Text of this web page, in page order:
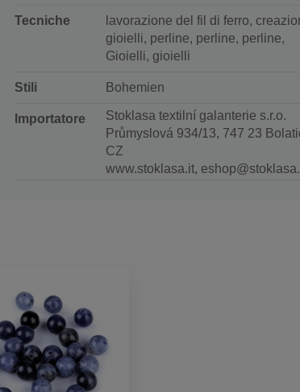
Tecniche
lavorazione del fil di ferro,
gioielli, perline, perline, perline,
Gioielli, gioielli
Stili Bohemien
Importatore
Stoklasa textilní galanterie s.r.o.
Průmyslová 934/13, 747 23
CZ
www.stoklasa.it,